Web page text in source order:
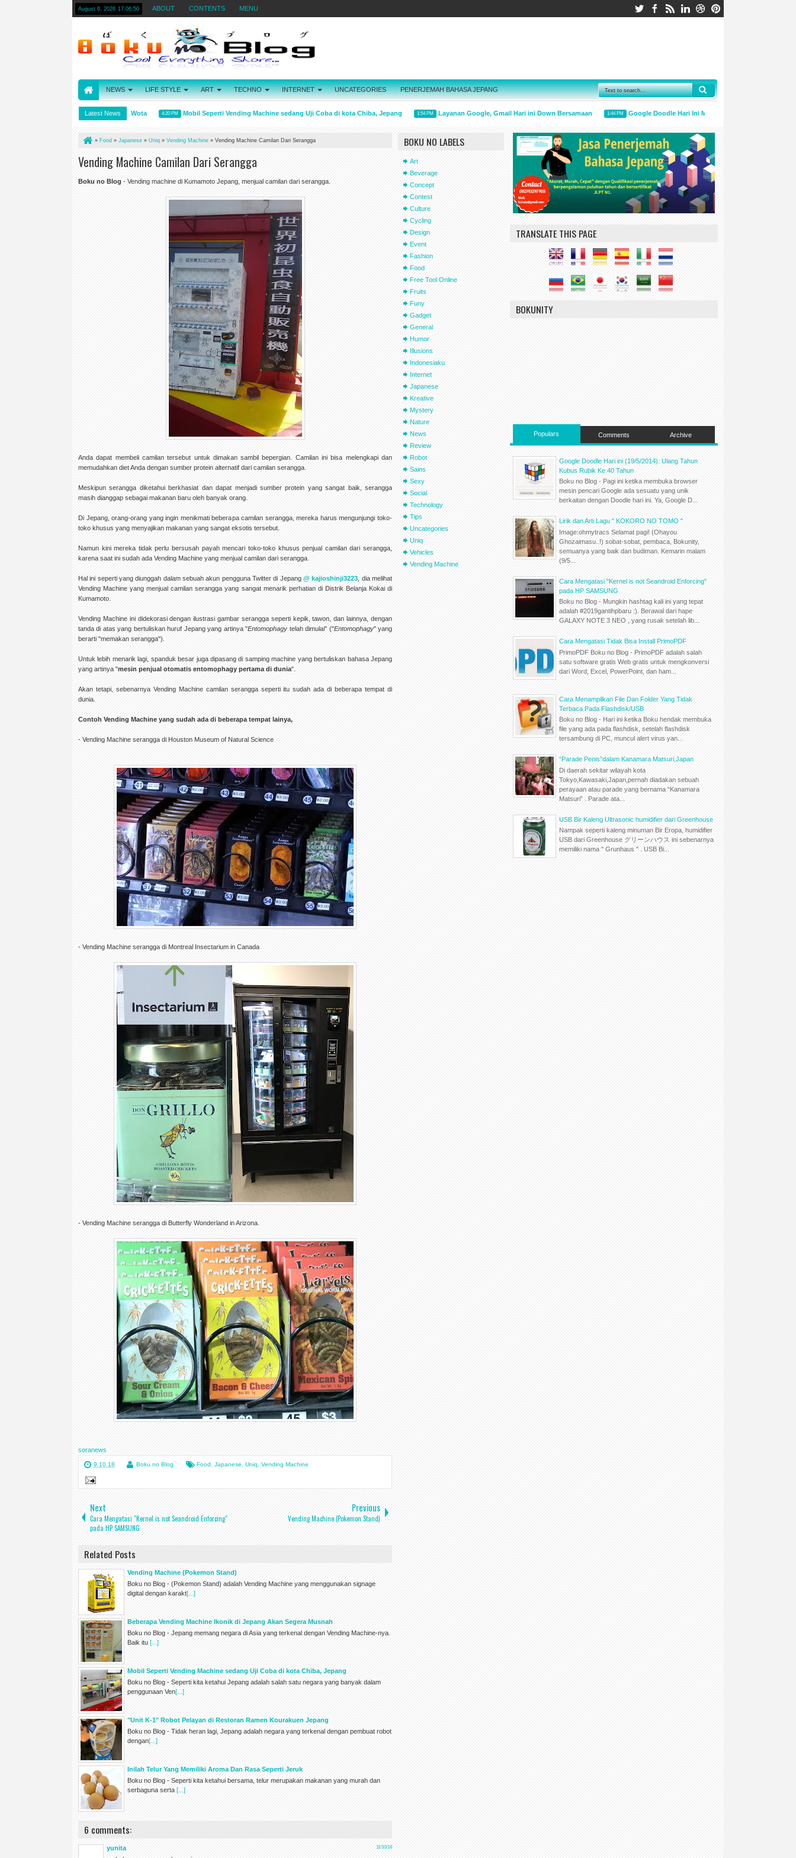
August 6, 2026 17:06:50 ABOUT CONTENTS MENU
NEWS LIFE STYLE ART TECHNO INTERNET UNCATEGORIES PENERJEMAH BAHASA JEPANG
Latest News
Arti kata Wibu, Otaku, dan Wota 4:20 PM Mobil Seperti Vending Machine sedang Uji Coba di kota Chiba, Jepang 1:54 PM Layanan Google, Gmail Hari ini Down Bersamaan 1:44 PM Google Doodle Hari Ini Mengingatkan Untuk
» Food » Japanese » Uniq » Vending Machine » Vending Machine Camilan Dari Serangga
Vending Machine Camilan Dari Serangga
Boku no Blog- Vending machine di Kumamoto Jepang, menjual camilan dari serangga.
Anda dapat membeli camilan tersebut untuk dimakan sambil bepergian. Camilan ini bisa melengkapi dan
memudahkan diet Anda dengan sumber protein alternatif dari camilan serangga.
Meskipun serangga diketahui berkhasiat dan dapat menjadi sumber protein yang sangat baik, serangga
masih dianggap sebagai makanan baru oleh banyak orang.
Di Jepang, orang-orang yang ingin menikmati beberapa camilan serangga, mereka harus mengunjungi toko-
toko khusus yang menyajikan makanan yang sangat eksotis tersebut.
Namun kini mereka tidak perlu bersusah payah mencari toko-toko khusus penjual camilan dari serangga,
karena saat ini sudah ada Vending Machine yang menjual camilan dari serangga.
Hal ini seperti yang diunggah dalam sebuah akun pengguna Twitter di Jepang@ kajioshinji3223, dia melihat
Vending Machine yang menjual camilan serangga yang sangat menarik perhatian di Distrik Belanja Kokai di
Kumamoto.
Vending Machine ini didekorasi dengan ilustrasi gambar serangga seperti kepik, tawon, dan lainnya, dengan
tanda di atas yang bertuliskan huruf Jepang yang artinya "Entomophagytelah dimulai" ("Entomophagy" yang
berarti "memakan serangga").
Untuk lebih menarik lagi, spanduk besar juga dipasang di samping machine yang bertuliskan bahasa Jepang
yang artinya "mesin penjual otomatis entomophagy pertama di dunia".
Akan tetapi, sebenarnya Vending Machine camilan serangga seperti itu sudah ada di beberapa tempat di
dunia.
Contoh Vending Machine yang sudah ada di beberapa tempat lainya,
- Vending Machine serangga di Houston Museum of Natural Science
- Vending Machine serangga di Montreal Insectarium in Canada
- Vending Machine serangga di Butterfly Wonderland in Arizona.
soranews
9.10.18 Boku no Blog Food Japanese Uniq Vending Machine
Next
Cara Mengatasi "Kernel is not Seandroid Enforcing"
pada HP SAMSUNG
Previous
Vending Machine (Pokemon Stand)
Related Posts
Vending Machine (Pokemon Stand)
Boku no Blog - (Pokemon Stand) adalah Vending Machine yang menggunakan signage
digital dengan karakt[...]
Beberapa Vending Machine Ikonik di Jepang Akan Segera Musnah
Boku no Blog - Jepang memang negara di Asia yang terkenal dengan Vending Machine-nya.
Baik itu[...]
Mobil Seperti Vending Machine sedang Uji Coba di kota Chiba, Jepang
Boku no Blog - Seperti kita ketahui Jepang adalah salah satu negara yang banyak dalam
penggunaan Ven[...]
"Unit K-1" Robot Pelayan di Restoran Ramen Kourakuen Jepang
Boku no Blog - Tidak heran lagi, Jepang adalah negara yang terkenal dengan pembuat robot
dengan[...]
Inilah Telur Yang Memiliki Aroma Dan Rasa Seperti Jeruk
Boku no Blog - Seperti kita ketahui bersama, telur merupakan makanan yang murah dan
serbaguna serta[...]
6 comments:
yunita 11/10/18
TRANSLATE THIS PAGE
BOKUNITY
Populars Comments Archive
Google Doodle Hari ini (19/5/2014): Ulang Tahun
Kubus Rubik Ke 40 Tahun
Boku no Blog - Pagi ini ketika membuka browser
mesin pencari Google ada sesuatu yang unik
berkaitan dengan Doodle hari ini. Ya, Google D...
Lirik dan Arti Lagu " KOKORO NO TOMO "
Image:ohmytracs Selamat pagi! (Ohayou
Ghozaimasu..!) sobat-sobat, pembaca, Bokunity,
semuanya yang baik dan budiman. Kemarin malam
(9/5...
Cara Mengatasi "Kernel is not Seandroid Enforcing"
pada HP SAMSUNG
Boku no Blog - Mungkin hashtag kali ini yang tepat
adalah #2019gantihpbaru :). Berawal dari hape
GALAXY NOTE 3 NEO , yang rusak setelah lib...
Cara Mengatasi Tidak Bisa Install PrimoPDF
PrimoPDF Boku no Blog - PrimoPDF adalah salah
satu software gratis Web gratis untuk mengkonversi
dari Word, Excel, PowerPoint, dan ham...
Cara Menampilkan File Dan Folder Yang Tidak
Terbaca Pada Flashdisk/USB
Boku no Blog - Hari ini ketika Boku hendak membuka
file yang ada pada flashdisk, setelah flashdisk
tersambung di PC, muncul alert virus yan...
“Parade Penis”dalam Kanamara Matsuri,Japan
Di daerah sekitar wilayah kota
Tokyo,Kawasaki,Japan,pernah diadakan sebuah
perayaan atau parade yang bernama “Kanamara
Matsuri” . Parade ata...
USB Bir Kaleng Ultrasonic humidifier dari Greenhouse
Nampak seperti kaleng minuman Bir Eropa, humidifier
USB dari Greenhouse グリーンハウス ini sebenarnya
memiliki nama " Grunhaus " . USB Bi...
BOKU NO LABELS
Art
Beverage
Concept
Contest
Culture
Cycling
Design
Event
Fashion
Food
Free Tool Online
Fruits
Funy
Gadget
General
Humor
Illusions
Indonesiaku
Internet
Japanese
Kreative
Mystery
Nature
News
Review
Robot
Sains
Sexy
Social
Technology
Tips
Uncategories
Uniq
Vehicles
Vending Machine